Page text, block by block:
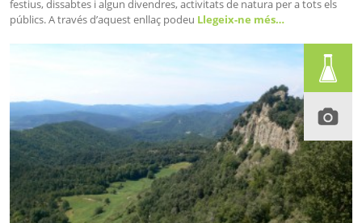
festius, dissabtes i algun divendres, activitats de natura per a tots els
públics. A través d’aquest enllaç podeu Llegeix-ne més…